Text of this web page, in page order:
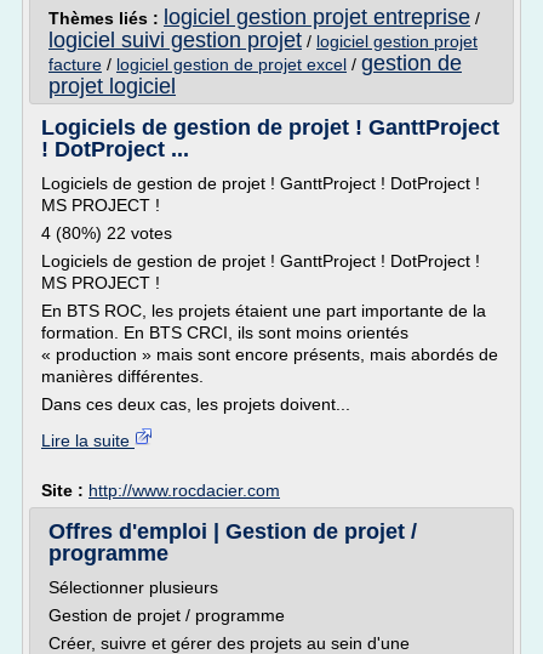
Thèmes liés : logiciel gestion projet entreprise /
logiciel suivi gestion projet / logiciel gestion projet
facture / logiciel gestion de projet excel / gestion de
projet logiciel
Logiciels de gestion de projet ! GanttProject
! DotProject ...
Logiciels de gestion de projet ! GanttProject ! DotProject !
MS PROJECT !
4 (80%) 22 votes
Logiciels de gestion de projet ! GanttProject ! DotProject !
MS PROJECT !
En BTS ROC, les projets étaient une part importante de la
formation. En BTS CRCI, ils sont moins orientés
« production » mais sont encore présents, mais abordés de
manières différentes.
Dans ces deux cas, les projets doivent...
Lire la suite
Site : http://www.rocdacier.com
Offres d'emploi | Gestion de projet /
programme
Sélectionner plusieurs
Gestion de projet / programme
Créer, suivre et gérer des projets au sein d'une